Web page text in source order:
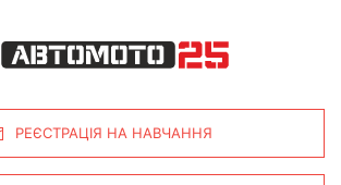
РЕЄСТРАЦІЯ НА НАВЧАННЯ